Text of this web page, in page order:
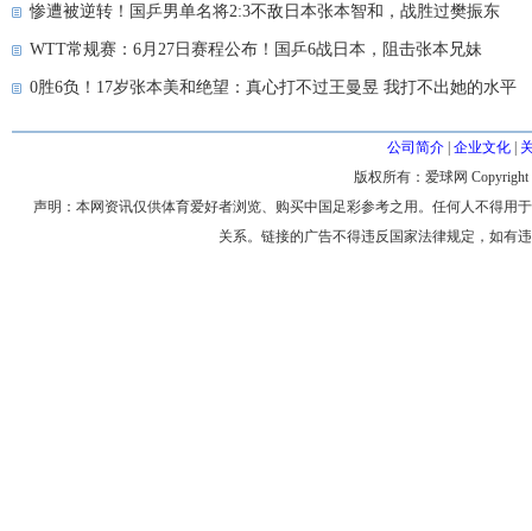
惨遭被逆转！国乒男单名将2:3不敌日本张本智和，战胜过樊振东
WTT常规赛：6月27日赛程公布！国乒6战日本，阻击张本兄妹
0胜6负！17岁张本美和绝望：真心打不过王曼昱 我打不出她的水平
公司简介 企业文化
版权所有：爱球网
声明：本网资讯仅供体育爱好者浏览、购买中国足彩参考之用。任何人不得用
关系。链接的广告不得违反国家法律规定，如有